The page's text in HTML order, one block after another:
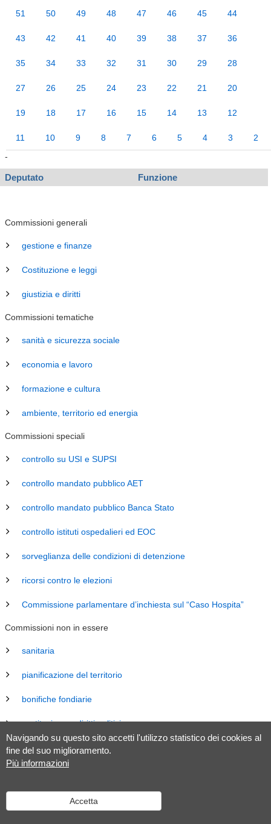
Navigando su questo sito accetti l'utilizzo statistico dei cookies al
fine del suo miglioramento.
Più informazioni
Accetta
51 50 49 48 47 46 45 44
43 42 41 40 39 38 37 36
35 34 33 32 31 30 29 28
27 26 25 24 23 22 21 20
19 18 17 16 15 14 13 12
11 10 9 8 7 6 5 4 3
2
-
Deputato Funzione
Commissioni generali
gestione e finanze
Costituzione e leggi
giustizia e diritti
Commissioni tematiche
sanità e sicurezza sociale
economia e lavoro
formazione e cultura
ambiente, territorio ed energia
Commissioni speciali
controllo su USI e SUPSI
controllo mandato pubblico AET
controllo mandato pubblico Banca Stato
controllo istituti ospedalieri ed EOC
sorveglianza delle condizioni di detenzione
ricorsi contro le elezioni
Commissione parlamentare d’inchiesta sul “Caso Hospita”
Commissioni non in essere
sanitaria
pianificazione del territorio
bonifiche fondiarie
costituzione e diritti politici
energia